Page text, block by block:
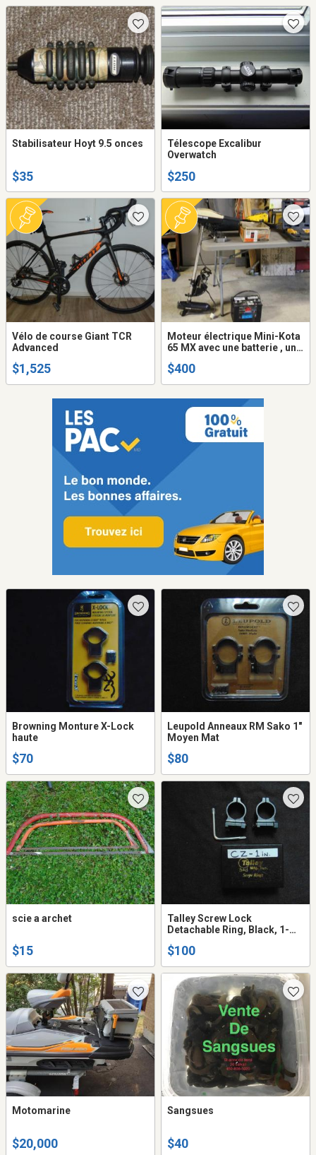
Stabilisateur Hoyt 9.5 onces
$35
Télescope Excalibur
Overwatch
$250
Vélo de course Giant TCR
Advanced
$1,525
Moteur électrique Mini-Kota
65 MX avec une batterie , une
sécuritaire
$400
Browning Monture X-Lock
haute
$70
Leupold Anneaux RM Sako 1″
Moyen Mat
$80
scie a archet
$15
Talley Screw Lock
Detachable Ring, Black, 1-
$100
Motomarine
$20,000
Sangsues
$40